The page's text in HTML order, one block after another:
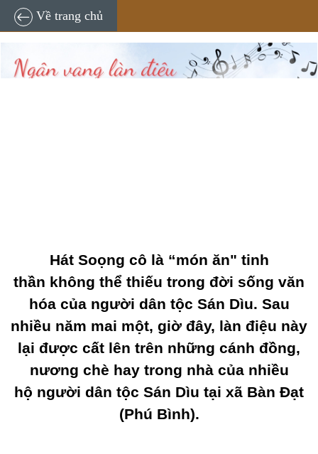
Về trang chủ
TNĐT 07:00, 10/08/2024
Hát Soọng cô là “món ăn" tinh
thần không thể thiếu trong đời sống văn
hóa của người dân tộc Sán Dìu. Sau
nhiều năm mai một, giờ đây, làn điệu này
lại được cất lên trên những cánh đồng,
nương chè hay trong nhà của nhiều
hộ người dân tộc Sán Dìu tại xã Bàn Đạt
(Phú Bình).